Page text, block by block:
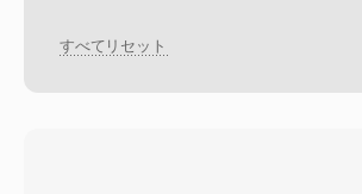
すべてリセット